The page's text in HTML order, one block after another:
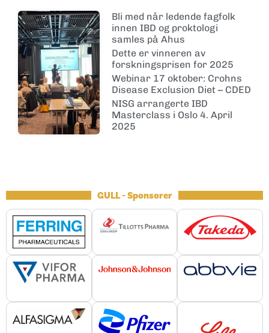
Bli med når ledende fagfolk
innen IBD og proktologi
samles på Ahus
Dette er vinneren av
forskningsprisen for 2025
Webinar 17 oktober: Crohns
Disease Exclusion Diet – CDED
NISG arrangerte IBD
Masterclass i Oslo 4. April
2025
GULL - Sponsorer